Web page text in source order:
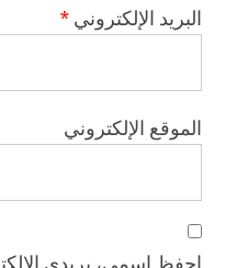
البريد الإلكتروني *
الموقع الإلكتروني
احفظ اسمي، بريدي